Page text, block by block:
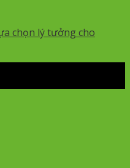
chọn lý tưởng cho